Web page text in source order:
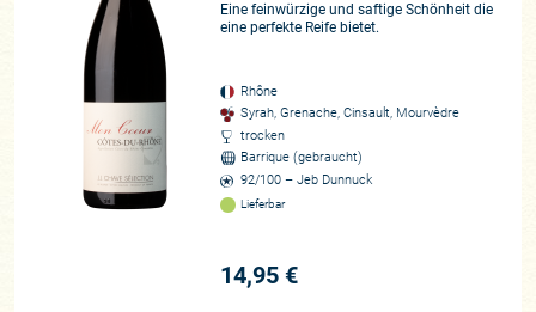
Eine feinwürzige und saftige Schönheit die
eine perfekte Reife bietet.
Rhône
Syrah, Grenache, Cinsault, Mourvèdre
trocken
Barrique (gebraucht)
92/100 – Jeb Dunnuck
Lieferbar
14,95 €